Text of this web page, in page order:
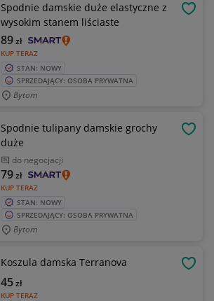
Spodnie damskie duże elastyczne z
wysokim stanem liściaste
KUP TERAZ
89zł
STAN: NOWY
SPRZEDAJĄCY: OSOBA PRYWATNA
Bytom
Spodnie tulipany damskie grochy
duże
do negocjacji
KUP TERAZ
79zł
STAN: NOWY
SPRZEDAJĄCY: OSOBA PRYWATNA
Bytom
Koszula damska Terranova
KUP TERAZ
45zł